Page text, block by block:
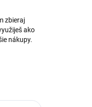
zbieraj
ako
nákupy.